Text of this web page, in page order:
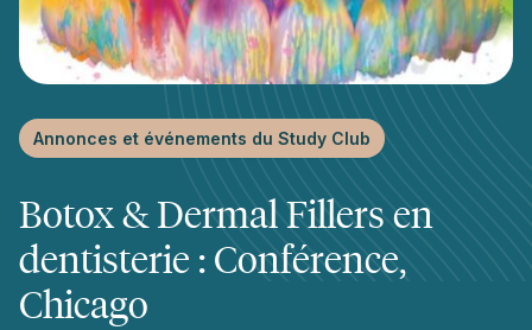
Annonces et événements du Study Club
Botox & Dermal Fillers en
dentisterie : Conférence,
Chicago